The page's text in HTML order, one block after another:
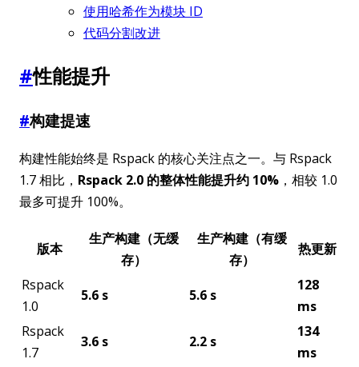
使用哈希作为模块 ID
代码分割改进
#性能提升
#构建提速
构建性能始终是 Rspack 的核心关注点之一。与 Rspack
1.7 相比， Rspack 2.0 的整体性能提升约 10% ，相较 1.0
最多可提升 100%。
版本
生产构建（无缓
存）
生产构建（有缓
存）
热更新
Rspack
1.0
5.6 s 5.6 s
128
ms
Rspack
1.7
3.6 s 2.2 s
134
ms